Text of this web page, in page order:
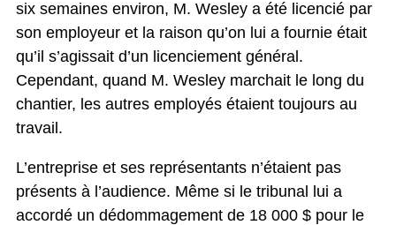
six semaines environ, M. Wesley a été licencié par
son employeur et la raison qu’on lui a fournie était
qu’il s’agissait d’un licenciement général.
Cependant, quand M. Wesley marchait le long du
chantier, les autres employés étaient toujours au
travail.
L’entreprise et ses représentants n’étaient pas
présents à l’audience. Même si le tribunal lui a
accordé un dédommagement de 18 000 $ pour le